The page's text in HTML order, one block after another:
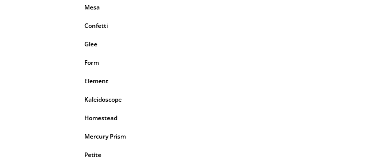
Mesa
Confetti
Glee
Form
Element
Kaleidoscope
Homestead
Mercury Prism
Petite